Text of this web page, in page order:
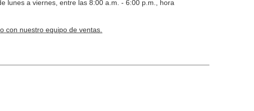
lunes a viernes, entre las 8:00 a.m. - 6:00 p.m., hora
con nuestro equipo de ventas.